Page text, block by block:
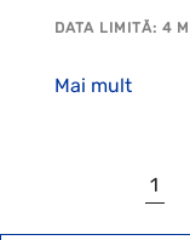
DATA LIMITĂ: 4
Mai mult
1